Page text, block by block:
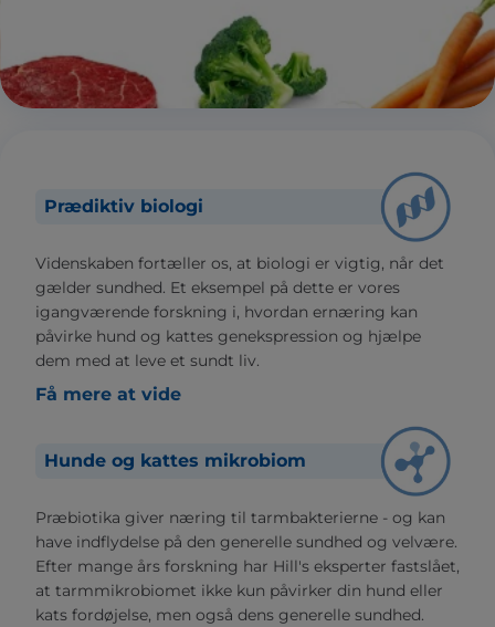
Prædiktiv biologi
Videnskaben fortæller os, at biologi er vigtig, når det
gælder sundhed. Et eksempel på dette er vores
igangværende forskning i, hvordan ernæring kan
påvirke hund og kattes genekspression og hjælpe
dem med at leve et sundt liv.
Få mere at vide
Hunde og kattes mikrobiom
Præbiotika giver næring til tarmbakterierne - og kan
have indflydelse på den generelle sundhed og velvære.
Efter mange års forskning har Hill's eksperter fastslået,
at tarmmikrobiomet ikke kun påvirker din hund eller
kats fordøjelse, men også dens generelle sundhed.